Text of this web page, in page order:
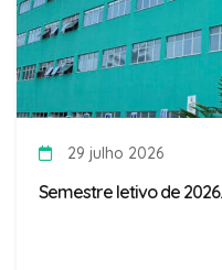
29 julho 2026
Semestre letivo de